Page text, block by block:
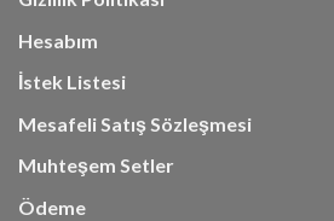
Hesabım
İstek Listesi
Mesafeli Satış Sözleşmesi
Muhteşem Setler
Ödeme